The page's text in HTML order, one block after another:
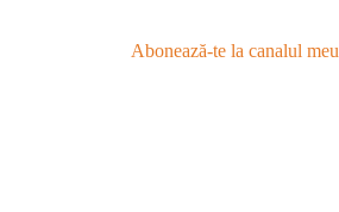
Abonează-te la canalul meu